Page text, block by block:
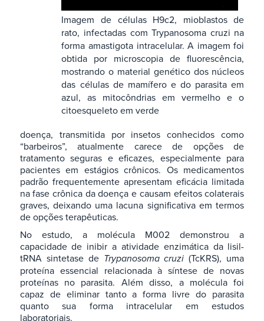
Imagem de células H9c2, mioblastos de
rato, infectadas com Trypanosoma cruzi na
forma amastigota intracelular. A imagem foi
obtida por microscopia de fluorescência,
mostrando o material genético dos núcleos
das células de mamífero e do parasita em
azul, as mitocôndrias em vermelho e o
citoesqueleto em verde
doença, transmitida por insetos conhecidos como
“barbeiros”, atualmente carece de opções de
tratamento seguras e eficazes, especialmente para
pacientes em estágios crônicos. Os medicamentos
padrão frequentemente apresentam eficácia limitada
na fase crônica da doença e causam efeitos colaterais
graves, deixando uma lacuna significativa em termos
de opções terapêuticas.
No estudo, a molécula M002 demonstrou a
capacidade de inibir a atividade enzimática da lisil-
tRNA sintetase de Trypanosoma cruzi (TcKRS), uma
proteína essencial relacionada à síntese de novas
proteínas no parasita. Além disso, a molécula foi
capaz de eliminar tanto a forma livre do parasita
quanto sua forma intracelular em estudos
laboratoriais.